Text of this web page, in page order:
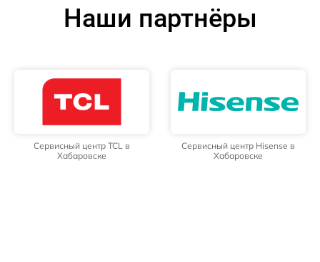
Наши партнёры
Сервисный центр TCL в
Хабаровске
Сервисный центр Hisense в
Хабаровске